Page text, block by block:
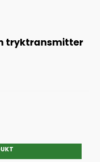
tryktransmitter